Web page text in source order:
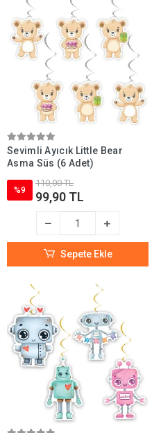
Sevimli Ayıcık Little Bear
Asma Süs (6 Adet)
%9
110,00 TL
99,90 TL
Sepete Ekle